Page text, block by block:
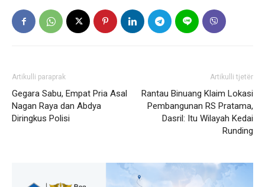
Artikulli paraprak
Gegara Sabu, Empat Pria Asal
Nagan Raya dan Abdya
Diringkus Polisi
Artikulli tjetër
Rantau Binuang Klaim Lokasi
Pembangunan RS Pratama,
Dasril: Itu Wilayah Kedai
Runding